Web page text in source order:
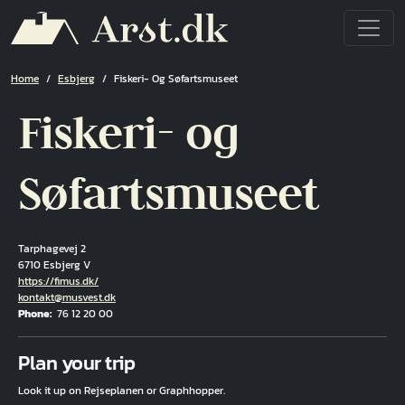
Breadcrumb
Home Esbjerg Fiskeri- Og Søfartsmuseet
Fiskeri- og
Søfartsmuseet
Tarphagevej 2
6710 Esbjerg V
Hjemmeside
https://fimus.dk/
Email
kontakt@musvest.dk
Phone 76 12 20 00
Plan your trip
Look it up on Rejseplanen or Graphhopper.